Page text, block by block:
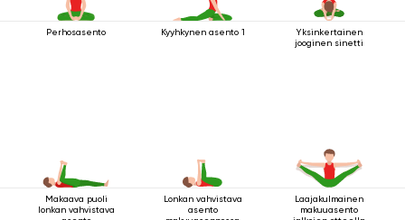
Perhosasento Kyyhkynen asento 1
Yksinkertainen
jooginen sinetti
Makaava puoli
lonkan vahvistava
Lonkan vahvistava
asento
Laajakulmainen
makuuasento